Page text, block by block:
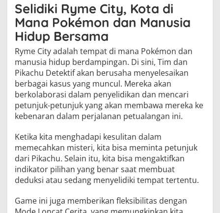
Selidiki Ryme City, Kota di
Mana Pokémon dan Manusia
Hidup Bersama
Ryme City adalah tempat di mana Pokémon dan
manusia hidup berdampingan. Di sini, Tim dan
Pikachu Detektif akan berusaha menyelesaikan
berbagai kasus yang muncul. Mereka akan
berkolaborasi dalam penyelidikan dan mencari
petunjuk-petunjuk yang akan membawa mereka ke
kebenaran dalam perjalanan petualangan ini.
Ketika kita menghadapi kesulitan dalam
memecahkan misteri, kita bisa meminta petunjuk
dari Pikachu. Selain itu, kita bisa mengaktifkan
indikator pilihan yang benar saat membuat
deduksi atau sedang menyelidiki tempat tertentu.
Game ini juga memberikan fleksibilitas dengan